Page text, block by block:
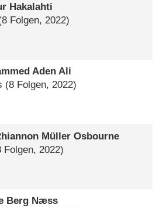
Hakalahti
Folgen, 2022)
Aden Ali
(8 Folgen, 2022)
Müller Osbourne
2022)
Berg Næss